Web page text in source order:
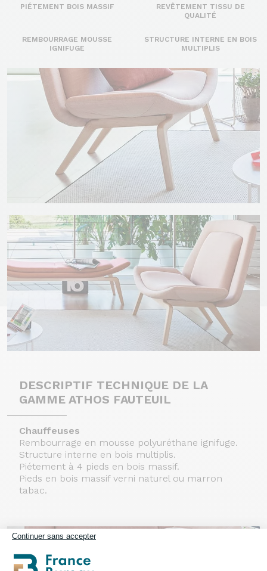
Continuer sans accepter
PIÉTEMENT BOIS MASSIF
REVÊTEMENT TISSU DE
QUALITÉ
REMBOURRAGE MOUSSE
IGNIFUGE
STRUCTURE INTERNE EN BOIS
MULTIPLIS
DESCRIPTIF TECHNIQUE DE LA
GAMME ATHOS FAUTEUIL
Chauffeuses
Rembourrage en mousse polyuréthane ignifuge.
Structure interne en bois multiplis.
Piétement à 4 pieds en bois massif.
Pieds en bois massif verni naturel ou marron
tabac.